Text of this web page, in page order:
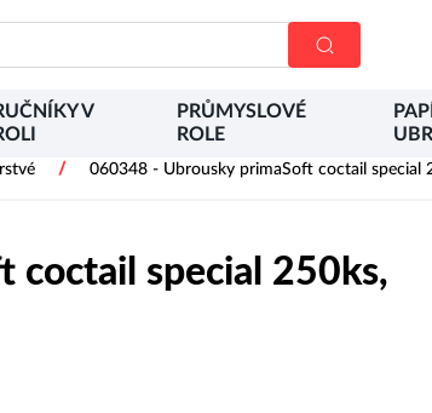
V
PRŮMYSLOVÉ
ROLE
/ 060348 - Ubrousky primaSoft coctail special
coctail special 250ks,